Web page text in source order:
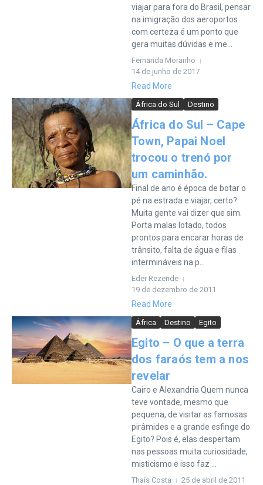
viajar para fora do Brasil, pensar
na imigração dos aeroportos
com certeza é um ponto que
gera muitas dúvidas e me...
Fernanda Moranho
14 de junho de 2017
Read More
África do Sul Destino
África do Sul – Cape
Town, Papai Noel
trocou o trenó por
um caminhão.
Final de ano é época de botar o
pé na estrada e viajar, certo?
Muita gente vai dizer que sim.
Porta malas lotado, todos
prontos para encarar horas de
trânsito, falta de água e filas
intermináveis na p...
Eder Rezende
19 de dezembro de 2011
Read More
África Destino Egito
Egito – O que a terra
dos faraós tem a nos
revelar
Cairo e Alexandria Quem nunca
teve vontade, mesmo que
pequena, de visitar as famosas
pirâmides e a grande esfinge do
Egito? Pois é, elas despertam
nas pessoas muita curiosidade,
misticismo e isso faz ...
Thaís Costa 25 de abril de 2011